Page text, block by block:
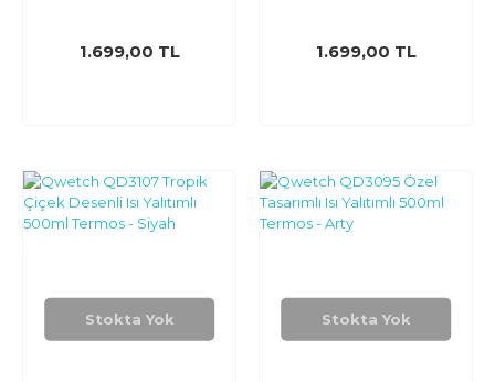
1.699,00 TL 1.699,00 TL
Stokta Yok Stokta Yok